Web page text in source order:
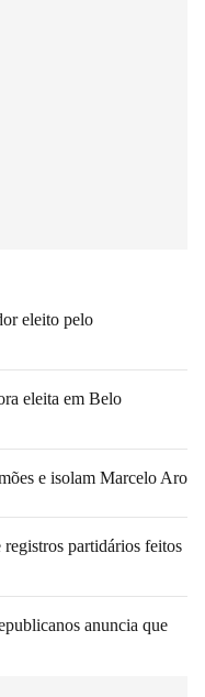
eleito pelo
eleita em Belo
e isolam Marcelo Aro
partidários feitos
anuncia que